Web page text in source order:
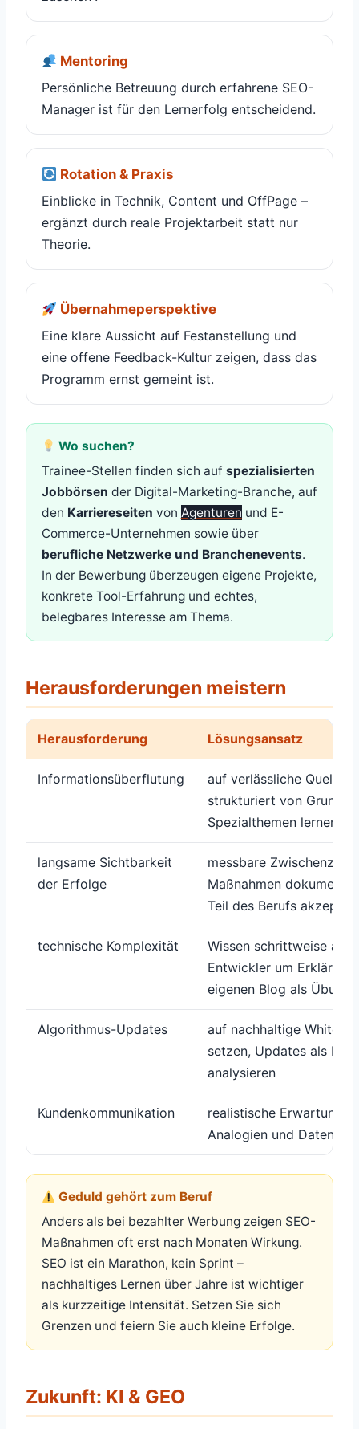
Mentoring
Persönliche Betreuung durch erfahrene SEO-
Manager ist für den Lernerfolg entscheidend.
Rotation & Praxis
Einblicke in Technik, Content und OffPage –
ergänzt durch reale Projektarbeit statt nur
Theorie.
Übernahmeperspektive
Eine klare Aussicht auf Festanstellung und
eine offene Feedback-Kultur zeigen, dass das
Programm ernst gemeint ist.
Wo suchen?
Trainee-Stellen finden sich auf spezialisierten
Jobbörsen der Digital-Marketing-Branche, auf
den Karriereseiten von Agenturen und E-
Commerce-Unternehmen sowie über
berufliche Netzwerke und Branchenevents.
In der Bewerbung überzeugen eigene Projekte,
konkrete Tool-Erfahrung und echtes,
belegbares Interesse am Thema.
Herausforderungen meistern
Herausforderung Lösungsansatz
Informationsüberflutung
auf verlässliche Quellen
strukturiert von
Spezialthemen lernen
langsame Sichtbarkeit
der Erfolge
messbare
Maßnahmen
Teil des Berufs
technische Komplexität
Wissen schrittweise
Entwickler um
eigenen Blog als
Algorithmus-Updates
auf nachhaltige White-
setzen, Updates als
analysieren
Kundenkommunikation
realistische
Analogien und Daten
Geduld gehört zum Beruf
Anders als bei bezahlter Werbung zeigen SEO-
Maßnahmen oft erst nach Monaten Wirkung.
SEO ist ein Marathon, kein Sprint –
nachhaltiges Lernen über Jahre ist wichtiger
als kurzzeitige Intensität. Setzen Sie sich
Grenzen und feiern Sie auch kleine Erfolge.
Zukunft: KI & GEO